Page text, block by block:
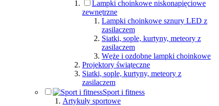
Lampki choinkowe niskonapięciowe
zewnętrzne
Lampki choinkowe sznury LED z
zasilaczem
Siatki, sople, kurtyny, meteory z
zasilaczem
Węże i ozdobne lampki choinkowe
Projektory świąteczne
Siatki, sople, kurtyny, meteory z
zasilaczem
Sport i fitness
Artykuły sportowe